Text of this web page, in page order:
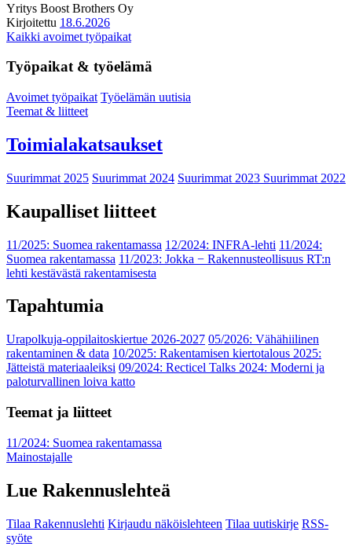
Yritys Boost Brothers Oy
Kirjoitettu 18.6.2026
Kaikki avoimet työpaikat
Työpaikat & työelämä
Avoimet työpaikat Työelämän uutisia
Teemat & liitteet
Toimialakatsaukset
Suurimmat 2025 Suurimmat 2024 Suurimmat 2023 Suurimmat 2022
Kaupalliset liitteet
11/2025: Suomea rakentamassa 12/2024: INFRA-lehti 11/2024:
Suomea rakentamassa 11/2023: Jokka − Rakennusteollisuus RT:n
lehti kestävästä rakentamisesta
Tapahtumia
Urapolkuja-oppilaitoskiertue 2026-2027 05/2026: Vähähiilinen
rakentaminen & data 10/2025: Rakentamisen kiertotalous 2025:
Jätteistä materiaaleiksi 09/2024: Recticel Talks 2024: Moderni ja
paloturvallinen loiva katto
Teemat ja liitteet
11/2024: Suomea rakentamassa
Mainostajalle
Lue Rakennuslehteä
Tilaa Rakennuslehti Kirjaudu näköislehteen Tilaa uutiskirje RSS-
syöte